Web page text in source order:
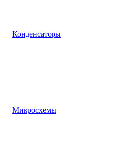
Конденсаторы
Микросхемы